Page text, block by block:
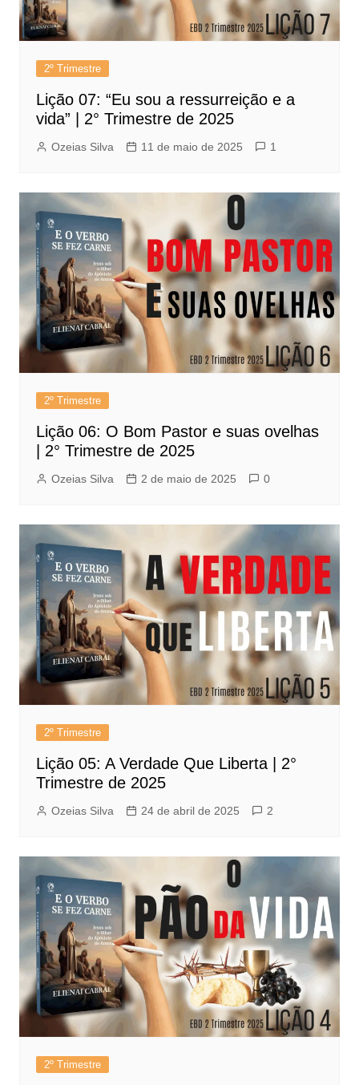
2º Trimestre
Lição 07: “Eu sou a ressurreição e a
vida” | 2° Trimestre de 2025
Ozeias Silva 11 de maio de 2025 1
2º Trimestre
Lição 06: O Bom Pastor e suas ovelhas
| 2° Trimestre de 2025
Ozeias Silva 2 de maio de 2025 0
2º Trimestre
Lição 05: A Verdade Que Liberta | 2°
Trimestre de 2025
Ozeias Silva 24 de abril de 2025 2
2º Trimestre